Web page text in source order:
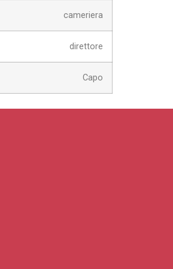
cameriera
direttore
Capo